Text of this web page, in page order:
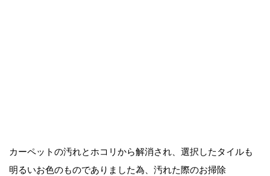
カーペットの汚れとホコリから解消され、選択したタイルも
明るいお色のものでありました為、汚れた際のお掃除